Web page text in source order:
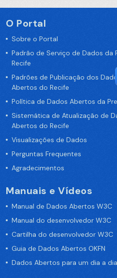
O Portal
Sobre o Portal
Padrão de Serviço de Dados da
Recife
Padrões de Publicação dos
Abertos do Recife
Política de Dados Abertos da
Sistemática de Atualização de
Abertos do Recife
Visualizações de Dados
Perguntas Frequentes
Agradecimentos
Manuais e Vídeos
Manual de Dados Abertos W3C
Manual do desenvolvedor W3C
Cartilha do desenvolvedor W3C
Guia de Dados Abertos OKFN
Dados Abertos para um dia a